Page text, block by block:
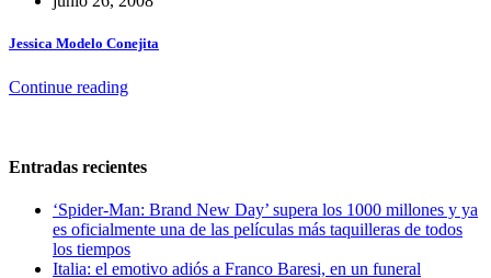
Jessica Modelo Conejita
Continue reading
Entradas recientes
‘Spider-Man: Brand New Day’ supera los 1000 millones y ya
es oficialmente una de las películas más taquilleras de todos
los tiempos
Italia: el emotivo adiós a Franco Baresi, en un funeral